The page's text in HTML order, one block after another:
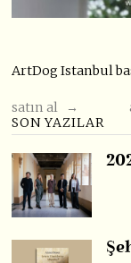
ArtDog Istanbul
satın al →
SON YAZILAR